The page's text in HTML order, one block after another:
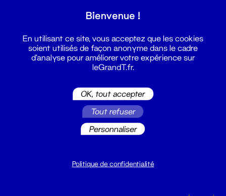
billetterie@leGrandT.fr
Bienvenue !
En utilisant ce site, vous acceptez que les cookies
soient utilisés de façon anonyme dans le cadre
d'analyse pour améliorer votre expérience sur
leGrandT.fr.
OK, tout accepter
Tout refuser
Personnaliser
Politique de confidentialité